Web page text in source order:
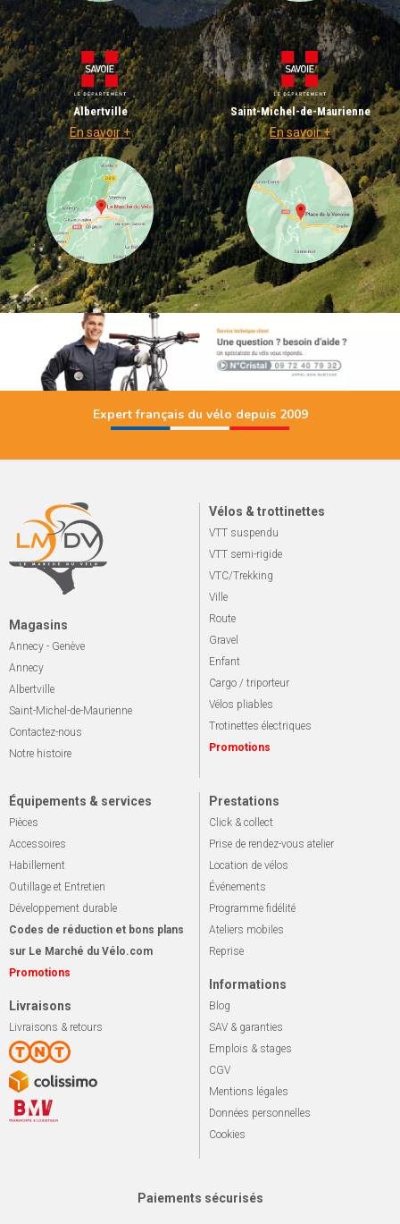
Albertville
En savoir +
Saint-Michel-de-Maurienne
En savoir +
Expert français du vélo depuis 2009
Magasins
Annecy - Genève
Annecy
Albertville
Saint-Michel-de-Maurienne
Contactez-nous
Notre histoire
Vélos & trottinettes
VTT suspendu
VTT semi-rigide
VTC/Trekking
Ville
Route
Gravel
Enfant
Cargo / triporteur
Vélos pliables
Trotinettes électriques
Promotions
Équipements & services
Pièces
Accessoires
Habillement
Outillage et Entretien
Développement durable
Codes de réduction et bons plans
sur Le Marché du Vélo.com
Promotions
Livraisons
Livraisons & retours
Prestations
Click & collect
Prise de rendez-vous atelier
Location de vélos
Événements
Programme fidélité
Ateliers mobiles
Reprise
Informations
Blog
SAV & garanties
Emplois & stages
CGV
Mentions légales
Données personnelles
Cookies
Paiements sécurisés